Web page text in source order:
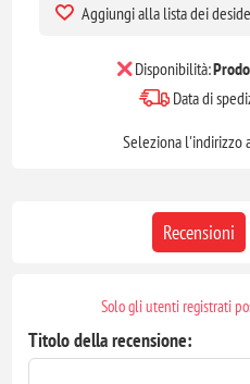
Aggiungi alla lista dei
Disponibilità:
Data di
Seleziona l'indirizzo
Recensioni
Solo gli utenti registrati
Titolo della recensione: